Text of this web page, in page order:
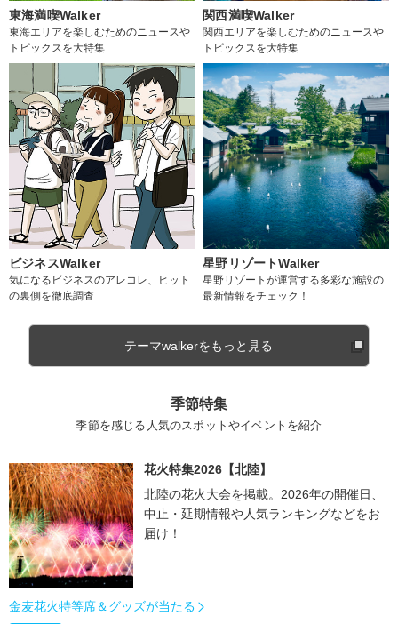
東海満喫Walker
東海エリアを楽しむためのニュースや
トピックスを大特集
関西満喫Walker
関西エリアを楽しむためのニュースや
トピックスを大特集
ビジネスWalker
気になるビジネスのアレコレ、ヒット
の裏側を徹底調査
星野リゾートWalker
星野リゾートが運営する多彩な施設の
最新情報をチェック！
テーマwalkerをもっと見る
季節特集
季節を感じる人気のスポットやイベントを紹介
花火特集2026【北陸】
北陸の花火大会を掲載。2026年の開催日、
中止・延期情報や人気ランキングなどをお
届け！
金麦花火特等席＆グッズが当たる